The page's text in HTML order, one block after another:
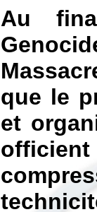
Au
que le
et
officient